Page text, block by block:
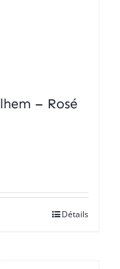
– Rosé
Détails